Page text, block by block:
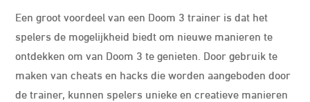
Een groot voordeel van een Doom 3 trainer is dat het
spelers de mogelijkheid biedt om nieuwe manieren te
ontdekken om van Doom 3 te genieten. Door gebruik te
maken van cheats en hacks die worden aangeboden door
de trainer, kunnen spelers unieke en creatieve manieren